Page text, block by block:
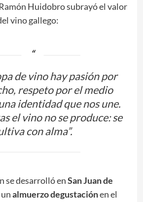
Huidobro subrayó el valor
vino gallego:
de vino hay pasión por
respeto por el medio
identidad que nos une.
el vino no se produce: se
con alma”.
se desarrolló enSan Juan de
almuerzo degustaciónen el